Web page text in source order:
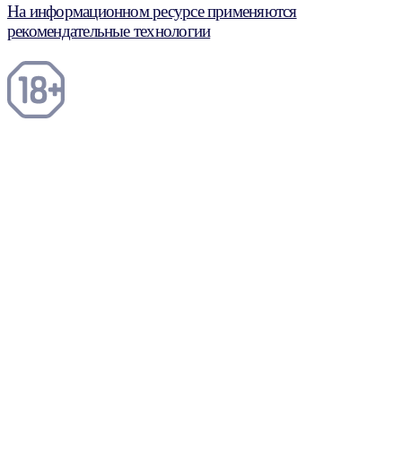
На информационном ресурсе применяются
рекомендательные технологии